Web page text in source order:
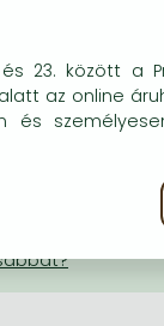
23. között a
az online
és